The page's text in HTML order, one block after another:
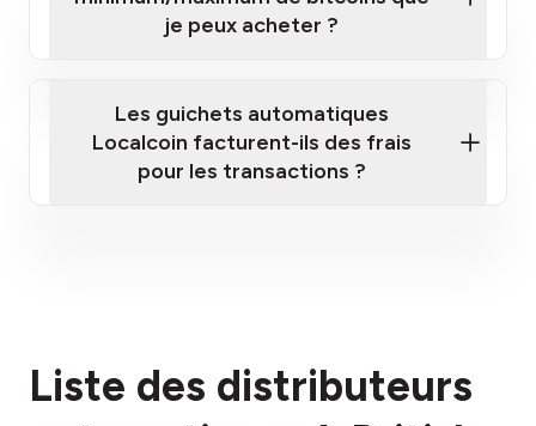
je peux acheter ?
Les guichets automatiques
Localcoin facturent-ils des frais
pour les transactions ?
section des frais
Liste des distributeurs